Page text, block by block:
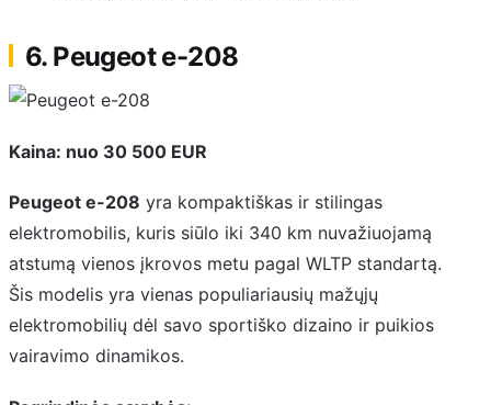
6. Peugeot e-208
Kaina: nuo 30 500 EUR
Peugeot e-208 yra kompaktiškas ir stilingas
elektromobilis, kuris siūlo iki 340 km nuvažiuojamą
atstumą vienos įkrovos metu pagal WLTP standartą.
Šis modelis yra vienas populiariausių mažųjų
elektromobilių dėl savo sportiško dizaino ir puikios
vairavimo dinamikos.